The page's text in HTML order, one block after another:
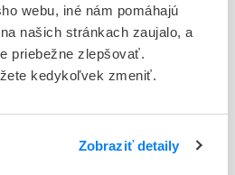
webu, iné nám pomáhajú
našich stránkach zaujalo, a
priebežne zlepšovať.
kedykoľvek zmeniť.
Zobraziť detaily
NA RENÍN-